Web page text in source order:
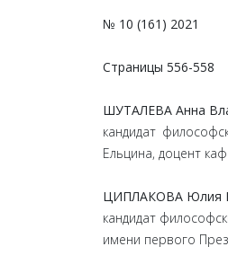
№ 10 (161) 2021
Страницы 556-558
ШУТАЛЕВА Анна
кандидат
Ельцина, доцент
ЦИПЛАКОВА Юлия
кандидат
имени первого